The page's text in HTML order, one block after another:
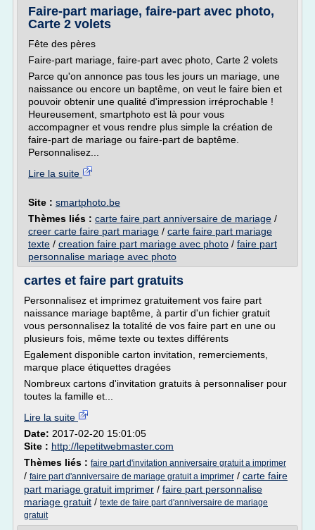
Faire-part mariage, faire-part avec photo,
Carte 2 volets
Fête des pères
Faire-part mariage, faire-part avec photo, Carte 2 volets
Parce qu'on annonce pas tous les jours un mariage, une
naissance ou encore un baptême, on veut le faire bien et
pouvoir obtenir une qualité d'impression irréprochable !
Heureusement, smartphoto est là pour vous
accompagner et vous rendre plus simple la création de
faire-part de mariage ou faire-part de baptême.
Personnalisez...
Lire la suite
Site : smartphoto.be
Thèmes liés : carte faire part anniversaire de mariage /
creer carte faire part mariage / carte faire part mariage
texte / creation faire part mariage avec photo / faire part
personnalise mariage avec photo
cartes et faire part gratuits
Personnalisez et imprimez gratuitement vos faire part
naissance mariage baptême, à partir d'un fichier gratuit
vous personnalisez la totalité de vos faire part en une ou
plusieurs fois, même texte ou textes différents
Egalement disponible carton invitation, remerciements,
marque place étiquettes dragées
Nombreux cartons d'invitation gratuits à personnaliser pour
toutes la famille et...
Lire la suite
Date: 2017-02-20 15:01:05
Site : http://lepetitwebmaster.com
Thèmes liés : faire part d'invitation anniversaire gratuit a imprimer
/ faire part d'anniversaire de mariage gratuit a imprimer / carte faire
part mariage gratuit imprimer / faire part personnalise
mariage gratuit / texte de faire part d'anniversaire de mariage
gratuit